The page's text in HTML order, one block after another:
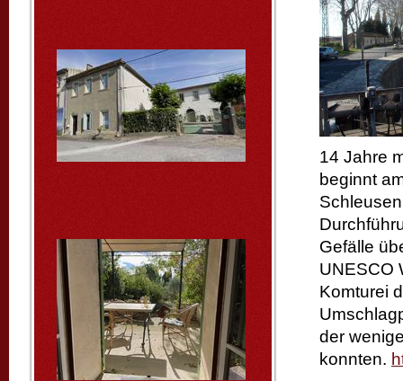
14 Jahre
beginnt
Gefälle
UNESCO
Komturei
der
konnten.